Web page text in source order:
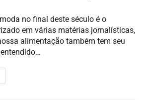
no final deste século é o
em várias matérias jornalísticas,
alimentação também tem seu